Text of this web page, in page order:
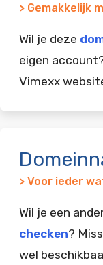
> Gemakkelijk
Wil je deze
eigen
Vimexx
> Voor ieder
Wil je een
checken?
wel